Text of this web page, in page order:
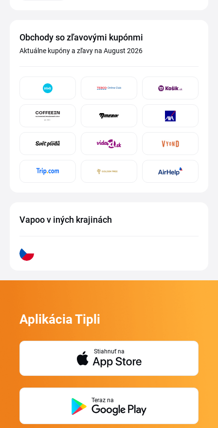
Obchody so zľavovými kupónmi
Aktuálne kupóny a zľavy na August 2026
Vapoo v iných krajinách
Aplikácia Tipli
Stiahnuť na
Teraz na